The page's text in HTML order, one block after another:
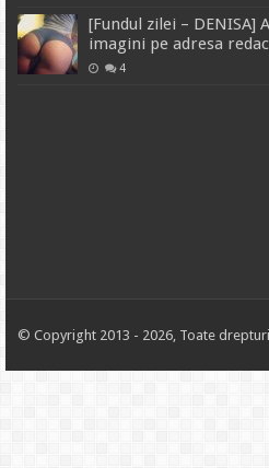
[Fundul zilei – DENISA]
imagini pe adresa
4
© Copyright 2013 - 2026, Toate